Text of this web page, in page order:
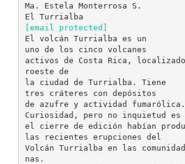
Ma. Estela Monterrosa S.
[email protected]
El volcán Turrialba es un
uno de los cinco volcanes
activos de Costa Rica,
roeste de
la ciudad de Turrialba. Tiene
tres cráteres con depósitos
de azufre y actividad fumarólica.
Curiosidad, pero no inquietud es
el cierre de edición habían
las recientes erupciones del
Volcán Turrialba en las
nas.